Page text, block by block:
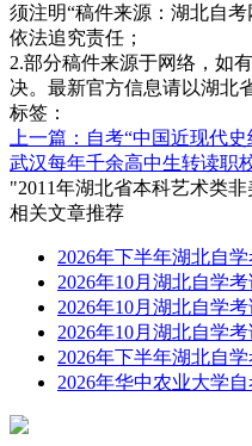
须注明“稿件来源：湖北自考
依法追究责任；
2.部分稿件来源于网络，如
决。最新官方信息请以湖北
标签：
上一篇：自考“中国近现代
武汉每年千余高中生转读职
"2011年湖北省本科艺术类
相关文章推荐
2026年下半年湖北自
2026年10月湖北自学
2026年10月湖北自学
2026年10月湖北自学
2026年下半年湖北自
2026年华中农业大学